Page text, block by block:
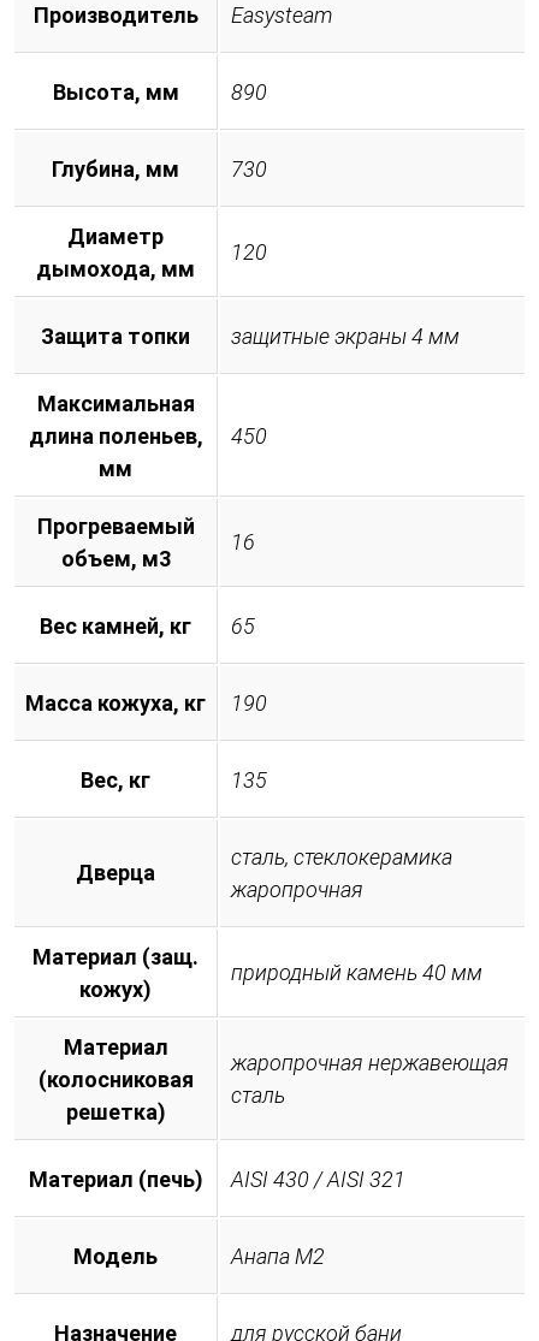
Производитель Easysteam
Высота, мм 890
Глубина, мм 730
Диаметр
дымохода, мм
120
Защита топки защитные экраны 4 мм
Максимальная
длина поленьев,
мм
450
Прогреваемый
объем, м3
16
Вес камней, кг 65
Масса кожуха, кг 190
Вес, кг 135
Дверца
сталь, стеклокерамика
жаропрочная
Материал (защ.
кожух)
природный камень 40 мм
Материал
(колосниковая
решетка)
жаропрочная нержавеющая
сталь
Материал (печь) AISI 430 / AISI 321
Модель Анапа М2
Назначение для русской бани